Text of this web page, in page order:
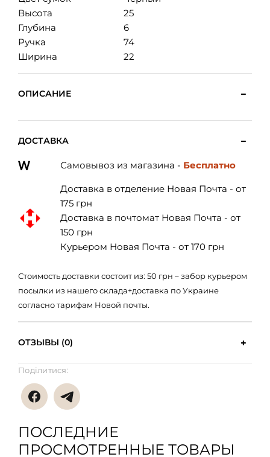
Высота
25
Глубина
6
Ручка
74
Ширина
22
ОПИСАНИЕ
ДОСТАВКА
Самовывоз из магазина - Бесплатно
Доставка в отделение Новая Почта - от
175 грн
Доставка в почтомат Новая Почта - от
150 грн
Курьером Новая Почта - от 170 грн
Стоимость доставки состоит из: 50 грн – забор курьером
посылки из нашего склада+доставка по Украине
согласно тарифам Новой почты.
ОТЗЫВЫ (0)
Поділитися:
ПОСЛЕДНИЕ
ПРОСМОТРЕННЫЕ ТОВАРЫ